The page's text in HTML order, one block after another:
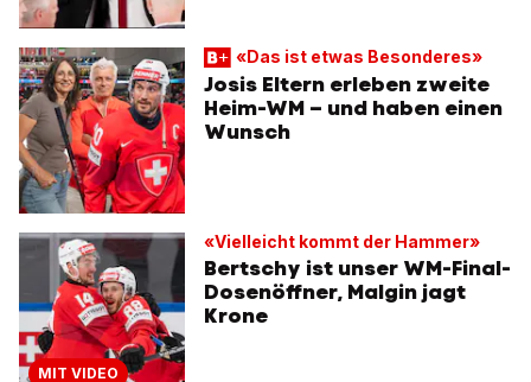
«Das ist etwas Besonderes»
Josis Eltern erleben zweite
Heim-WM – und haben einen
Wunsch
MIT VIDEO
«Vielleicht kommt der Hammer»
Bertschy ist unser WM-Final-
Dosenöffner, Malgin jagt
Krone